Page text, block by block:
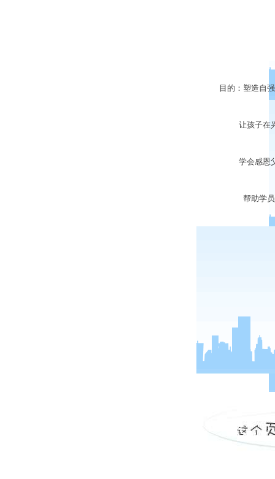
目的：塑造自强
让孩子在兴
学会感恩父
帮助学员